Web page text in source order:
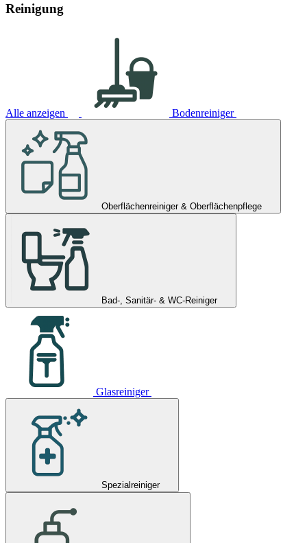
Reinigung
Alle anzeigen Bodenreiniger
Oberflächenreiniger & Oberflächenpflege
Bad-, Sanitär- & WC-Reiniger
Glasreiniger
Spezialreiniger